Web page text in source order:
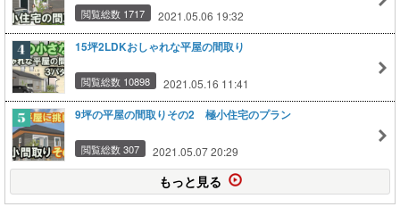
閲覧総数 1717 2021.05.06 19:32
15坪2LDKおしゃれな平屋の間取り
閲覧総数 10898 2021.05.16 11:41
9坪の平屋の間取りその2 極小住宅のプラン
閲覧総数 307 2021.05.07 20:29
もっと見る